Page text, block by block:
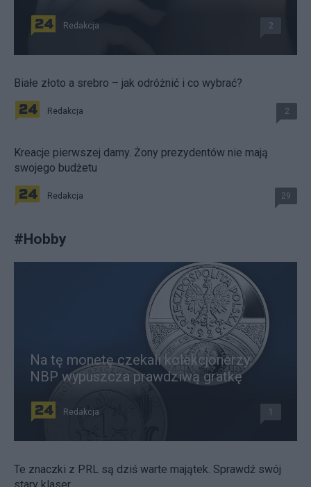
Redakcja 2
Białe złoto a srebro – jak odróżnić i co wybrać?
Redakcja 2
Kreacje pierwszej damy. Żony prezydentów nie mają
swojego budżetu
Redakcja 29
#Hobby
Na tę monetę czekali kolekcjonerzy.
NBP wypuszcza prawdziwą gratkę
Redakcja 1
Te znaczki z PRL są dziś warte majątek. Sprawdź swój